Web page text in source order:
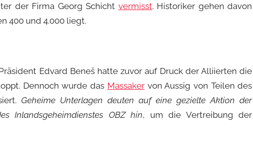
der Firma Georg Schicht vermisst. Historiker gehen davon
400 und 4.000 liegt.
Edvard Beneš hatte zuvor auf Druck der Alliierten die
Dennoch wurde das Massakervon Aussig von Teilen des
Geheime Unterlagen deuten auf eine gezielte Aktion der
Inlandsgeheimdienstes OBZ hin, um die Vertreibung der